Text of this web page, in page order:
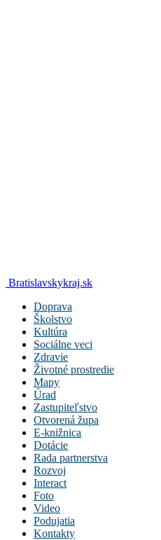
Bratislavskykraj.sk
Doprava
Školstvo
Kultúra
Sociálne veci
Zdravie
Životné prostredie
Mapy
Úrad
Zastupiteľstvo
Otvorená župa
E-knižnica
Dotácie
Rada partnerstva
Rozvoj
Interact
Foto
Video
Podujatia
Kontakty